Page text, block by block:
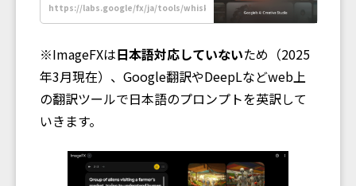
Google の高度な生成モデルを使用
して、映画のような動画や画像、ツ
しょう。
https://labs.google/fx/ja/tools/whisk
※ImageFXは日本語対応していないため（2025
年3月現在）、Google翻訳やDeepLなどweb上
の翻訳ツールで日本語のプロンプトを英訳して
いきます。